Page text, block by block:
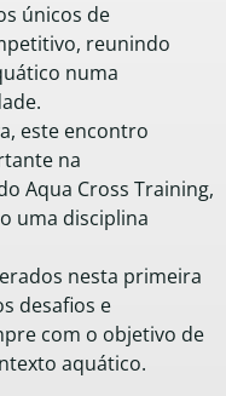
únicos de
reunindo
numa
este encontro
na
Aqua Cross Training,
uma disciplina
nesta primeira
desafios e
com o objetivo de
aquático.